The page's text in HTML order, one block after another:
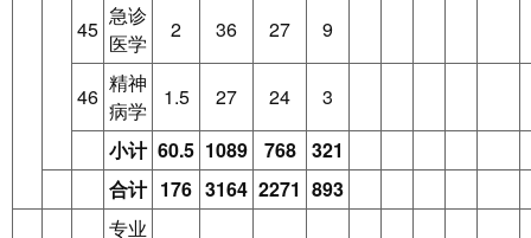
45
急诊
医学
2 36 27 9
46
精神
病学
1.5 27 24
3
小计 60.5 1089 768 321
合计 176 3164 2271 893
专业